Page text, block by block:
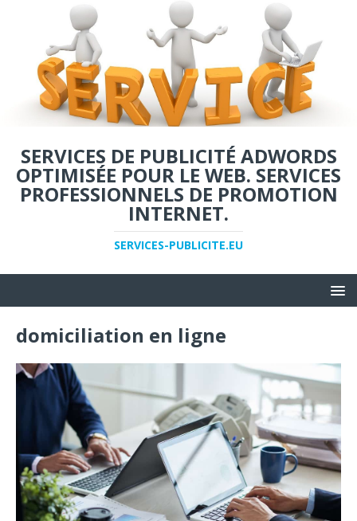
SERVICES DE PUBLICITÉ ADWORDS
OPTIMISÉE POUR LE WEB. SERVICES
PROFESSIONNELS DE PROMOTION
INTERNET.
SERVICES-PUBLICITE.EU
domiciliation en ligne